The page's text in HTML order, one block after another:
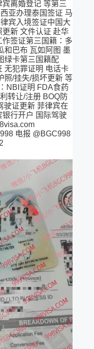
离婚登记 等第三
亚办理泰国签证 马
宾入境签证中国大
新 文件认证 赴华
签证第三国籍：多
和巴布 瓦如阿图 墨
绿卡第三国籍配
无犯罪证明 电话卡
照/挂失/损坏更新 等
NBI证明 FDA食药
转让/注册 BOQ防
驶证更新 菲律宾在
行开户 国际驾驶
电报 @BGC998